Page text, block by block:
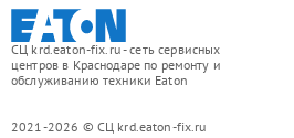
СЦ krd.eaton-fix.ru - сеть сервисных
центров в Краснодаре по ремонту и
обслуживанию техники Eaton
2021-2026 © СЦ krd.eaton-fix.ru